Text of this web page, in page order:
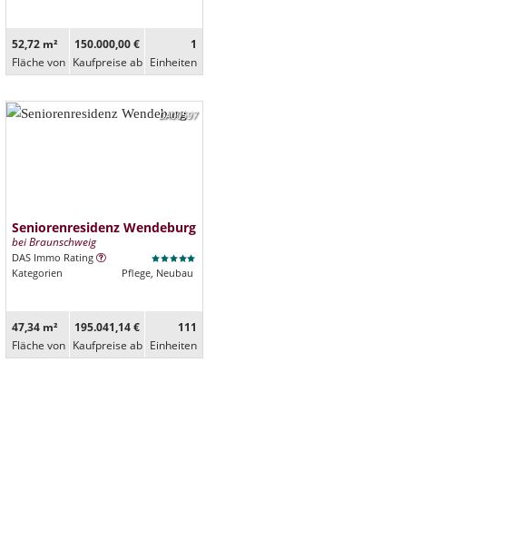
52,72 m²
Fläche von
150.000,00 €
Kaufpreise ab
1
Ein­heiten
DA00597
Seniorenresidenz Wendeburg
bei Braunschweig
DAS Immo Rating
Kategorien
Pflege, Neubau
47,34 m²
Fläche von
195.041,14 €
Kaufpreise ab
111
Ein­heiten